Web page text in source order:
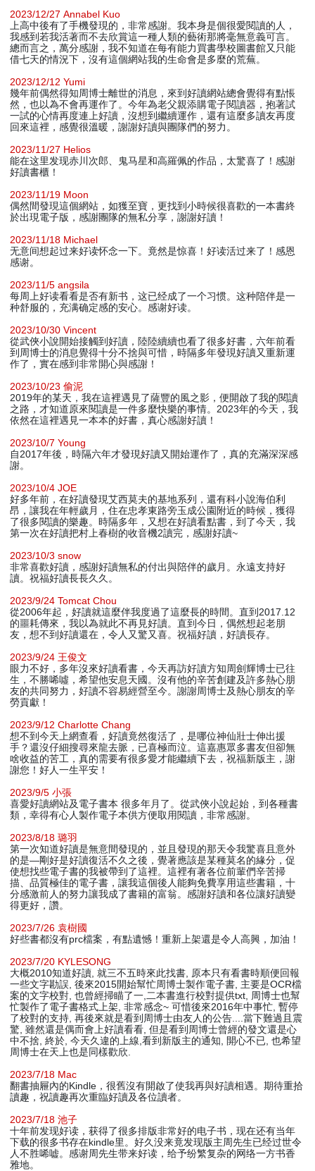
2023/12/27 Annabel Kuo
上高中後有了手機發現的，非常感謝。我本身是個很愛閱讀的人，
我感到若我活著而不去欣賞這一種人類的藝術那將毫無意義可言。
總而言之，萬分感謝，我不知道在每有能力買書學校圖書館又只能
借七天的情況下，沒有這個網站我的生命會是多麼的荒蕪。
2023/12/12 Yumi
幾年前偶然得知周博士離世的消息，來到好讀網站總會覺得有點悵
然，也以為不會再運作了。今年為老父親添購電子閱讀器，抱著試
一試的心情再度連上好讀，沒想到繼續運作，還有這麼多讀友再度
回來這裡，感覺很溫暖，謝謝好讀與團隊們的努力。
2023/11/27 Helios
能在这里发现赤川次郎、鬼马星和高羅佩的作品，太驚喜了！感謝
好讀書櫃！
2023/11/19 Moon
偶然間發現這個網站，如獲至寶，更找到小時候很喜歡的一本書終
於出現電子版，感謝團隊的無私分享，謝謝好讀！
2023/11/18 Michael
无意间想起过来好读怀念一下。竟然是惊喜！好读活过来了！感恩
感谢。
2023/11/5 angsila
每周上好读看看是否有新书，这已经成了一个习惯。这种陪伴是一
种舒服的，充满确定感的安心。感谢好读。
2023/10/30 Vincent
從武俠小說開始接觸到好讀，陸陸續續也看了很多好書，六年前看
到周博士的消息覺得十分不捨與可惜，時隔多年發現好讀又重新運
作了，實在感到非常開心與感謝！
2023/10/23 偷泥
2019年的某天，我在這裡遇見了薩豐的風之影，便開啟了我的閱讀
之路，才知道原來閱讀是一件多麼快樂的事情。2023年的今天，我
依然在這裡遇見一本本的好書，真心感謝好讀！
2023/10/7 Young
自2017年後，時隔六年才發現好讀又開始運作了，真的充滿深深感
謝。
2023/10/4 JOE
好多年前，在好讀發現艾西莫夫的基地系列，還有科小說海伯利
昂，讓我在年輕歲月，住在忠孝東路旁玉成公園附近的時候，獲得
了很多閱讀的樂趣。時隔多年，又想在好讀看點書，到了今天，我
第一次在好讀把村上春樹的收音機2讀完，感謝好讀~
2023/10/3 snow
非常喜歡好讀，感謝好讀無私的付出與陪伴的歲月。永遠支持好
讀。祝福好讀長長久久。
2023/9/24 Tomcat Chou
從2006年起，好讀就這麼伴我度過了這麼長的時間。直到2017.12
的噩耗傳來，我以為就此不再見好讀。直到今日，偶然想起老朋
友，想不到好讀還在，令人又驚又喜。祝福好讀，好讀長存。
2023/9/24 王俊文
眼力不好，多年沒來好讀看書，今天再訪好讀方知周劍輝博士已往
生，不勝唏噓，希望他安息天國。沒有他的辛苦創建及許多熱心朋
友的共同努力，好讀不容易經營至今。謝謝周博士及熱心朋友的辛
勞貢獻！
2023/9/12 Charlotte Chang
想不到今天上網查看，好讀竟然復活了，是哪位神仙壯士伸出援
手？還沒仔細搜尋來龍去脈，已喜極而泣。這嘉惠眾多書友但卻無
啥收益的苦工，真的需要有很多愛才能繼續下去，祝福新版主，謝
謝您！好人一生平安！
2023/9/5 小張
喜愛好讀網站及電子書本 很多年月了。從武俠小說起始，到各種書
類，幸得有心人製作電子本供方便取用閱讀，非常感謝。
2023/8/18 璐羽
第一次知道好讀是無意間發現的，並且發現的那天令我驚喜且意外
的是—剛好是好讀復活不久之後，覺著應該是某種莫名的緣分，促
使想找些電子書的我被帶到了這裡。這裡有著各位前輩們辛苦掃
描、品質極佳的電子書，讓我這個後人能夠免費享用這些書籍，十
分感激前人的努力讓我成了書籍的富翁。感謝好讀和各位讓好讀變
得更好，讚。
2023/7/26 袁樹國
好些書都沒有prc檔案，有點遺憾！重新上架還是令人高興，加油！
2023/7/20 KYLESONG
大概2010知道好讀, 就三不五時來此找書, 原本只有看書時順便回報
一些文字勘誤, 後來2015開始幫忙周博士製作電子書, 主要是OCR檔
案的文字校對, 也曾經掃瞄了一,二本書進行校對提供txt, 周博士也幫
忙製作了電子書格式上架, 非常感念~ 可惜後來2016年中事忙, 暫停
了校對的支持, 再後來就是看到周博士由友人的公告....當下難過且震
驚, 雖然還是偶而會上好讀看看, 但是看到周博士曾經的發文還是心
中不捨, 終於, 今天久違的上線,看到新版主的通知, 開心不已, 也希望
周博士在天上也是同樣歡欣.
2023/7/18 Mac
翻書抽屜內的Kindle，很舊沒有開啟了使我再與好讀相遇。期待重拾
讀趣，祝讀趣再次重臨好讀及各位讀者。
2023/7/18 池子
十年前发现好读，获得了很多排版非常好的电子书，现在还有当年
下载的很多书存在kindle里。好久没来竟发现版主周先生已经过世令
人不胜唏嘘。感谢周先生带来好读，给予纷繁复杂的网络一方书香
雅地。